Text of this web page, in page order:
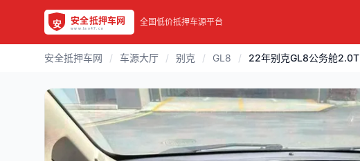
全国低价抵押车源平台
安全抵押车网 / 车源大厅 / 别克 / GL8 / 22年别克GL8公务舱2.0T